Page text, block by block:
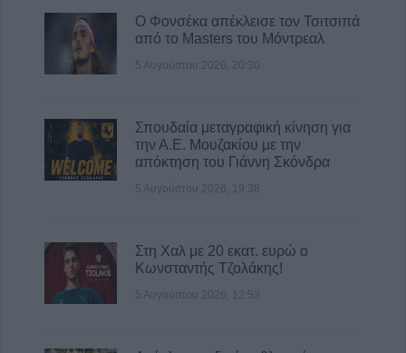
Γιαννούλης στον ΠΑΟΚ
6 Αυγούστου 2026, 13:45
Ο Φονσέκα απέκλεισε τον Τσιτσιπά
από το Masters του Μόντρεαλ
5 Αυγούστου 2026, 20:30
Σπουδαία μεταγραφική κίνηση για
την Α.Ε. Μουζακίου με την
απόκτηση του Γιάννη Σκόνδρα
5 Αυγούστου 2026, 19:38
Στη Χαλ με 20 εκατ. ευρώ ο
Κωνσταντής Τζολάκης!
5 Αυγούστου 2026, 12:53